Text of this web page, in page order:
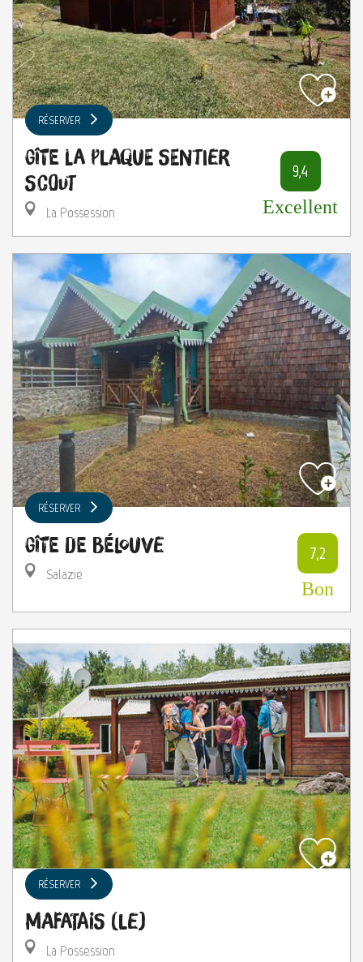
RÉSERVER
Gîte La Plaque Sentier
Scout
La Possession
9,4
Excellent
RÉSERVER
Gîte de Bélouve
Salazie
7,2
Bon
RÉSERVER
Mafatais (Le)
La Possession